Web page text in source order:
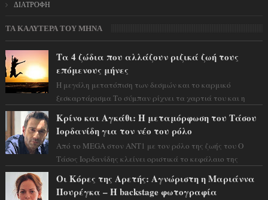
ΔΙΑΤΡΟΦΗ
ΤΑ ΚΑΛΥΤΕΡΑ ΤΟΥ ΜΗΝΑ
Τα 4 ζώδια που αλλάζουν ριζικά ζωή τους
επόμενους μήνες
Η μεγάλη μετατόπιση των δεσμών και το καρμικό
ξεσκαρτάρισμα Το σύμπαν ρίχνει τα χαρτιά του και η
Κρίνο και Αγκάθι: Η μεταμόρφωση του Τάσου
Ιορδανίδη για τον νέο του ρόλο
Από το MEGA στον ΑΝΤ1 με τον ρόλο της ζωής του Ο
Τάσος Ιορδανίδης κλείνει οριστικά το κεφάλαιο της
Οι Κόρες της Αρετής: Αγνώριστη η Μαριάννα
Πουρέγκα – H backstage φωτογραφία